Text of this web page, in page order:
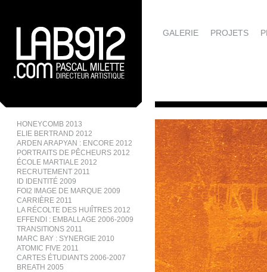
HONEYCOMB 2013
ELIE BERTRAND 2012
ARDEN ARAPYAN : ENCORE 2012
PORTRAITS DE PÊCHEURS 2012
ÉCOLE MARTIALE 2012
RECRUTEMENT 2011
ID IDENTITÉ 2009
FOI2 IMAGE DE MARQUE 2009
CARRIÈRE 2011
LA RÉCOLTE DES HUIÎTRES 2012
EFFENDI : EMBALLAGE 2006-2009
TRANSITIONS 2011
MARC BAY : SYNERGIE 2010
ATOMIC FIVE 2011
CARTES ÉTUDIANTS 2006-2007
BREATH 2005
GALERIE PROJETS